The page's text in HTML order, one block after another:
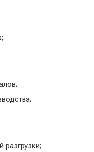
разгрузки;